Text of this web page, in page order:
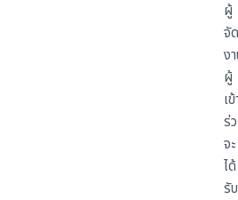
ผู้
จัด
ง
ผู้
เ
ร่
จะ
ได้
รับ